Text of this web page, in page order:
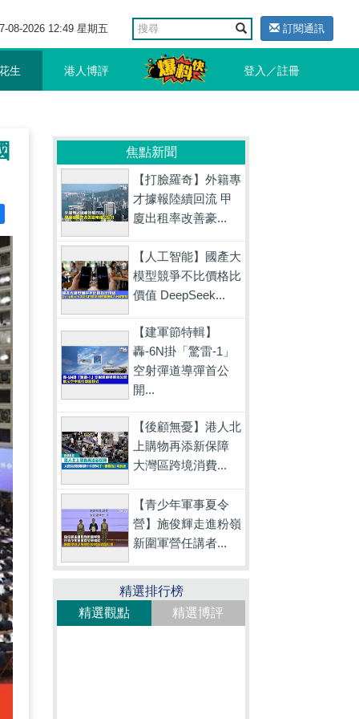
08-2026 12:49 星期五 訂閱通訊
生 港人博評 登入／註冊
焦點新聞
【打臉羅奇】外籍專
才據報陸續回流 甲
廈出租率改善豪...
【人工智能】國產大
模型競爭不比價格比
價值 DeepSeek...
【建軍節特輯】
轟-6N掛「驚雷-1」
空射彈道導彈首公
開...
【後顧無憂】港人北
上購物再添新保障
大灣區跨境消費...
【青少年軍事夏令
營】施俊輝走進粉嶺
新圍軍營任講者...
精選排行榜
精選觀點
精選博評